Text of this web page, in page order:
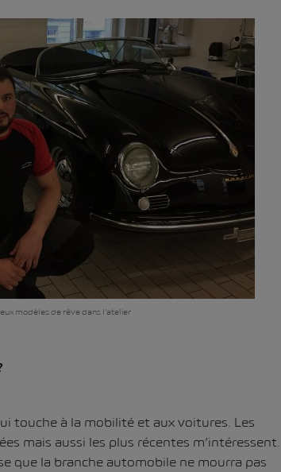
modèles de rêve dans l’atelier
touche à la mobilité et aux voitures. Les
mais aussi les plus récentes m’intéressent.
que la branche automobile ne mourra pas